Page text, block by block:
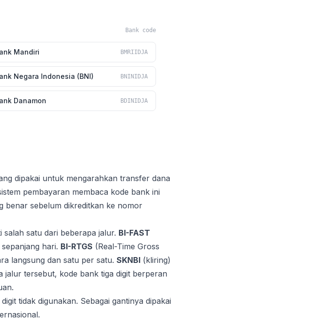
Bank code
Mandiri BMRIIDJA
Negara Indonesia (BNI) BNINIDJA
Danamon BDINIDJA
dipakai untuk mengarahkan transfer dana
pembayaran membaca kode bank ini
benar sebelum dikreditkan ke nomor
satu dari beberapa jalur. BI-FAST
hari. BI-RTGS (Real-Time Gross
langsung dan satu per satu. SKNBI (kliring)
jalur tersebut, kode bank tiga digit berperan
tidak digunakan. Sebagai gantinya dipakai